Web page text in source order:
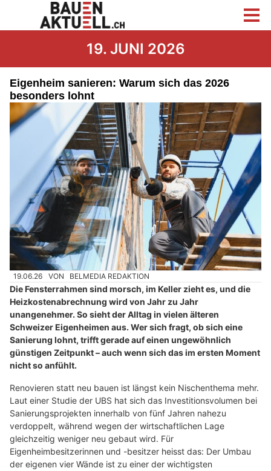
19. JUNI 2026
Eigenheim sanieren: Warum sich das 2026
besonders lohnt
19.06.26 VON BELMEDIA REDAKTION
Die Fensterrahmen sind morsch, im Keller zieht es, und die
Heizkostenabrechnung wird von Jahr zu Jahr
unangenehmer. So sieht der Alltag in vielen älteren
Schweizer Eigenheimen aus. Wer sich fragt, ob sich eine
Sanierung lohnt, trifft gerade auf einen ungewöhnlich
günstigen Zeitpunkt – auch wenn sich das im ersten Moment
nicht so anfühlt.
Renovieren statt neu bauen ist längst kein Nischenthema mehr.
Laut einer Studie der UBS hat sich das Investitionsvolumen bei
Sanierungsprojekten innerhalb von fünf Jahren nahezu
verdoppelt, während wegen der wirtschaftlichen Lage
gleichzeitig weniger neu gebaut wird. Für
Eigenheimbesitzerinnen und -besitzer heisst das: Der Umbau
der eigenen vier Wände ist zu einer der wichtigsten